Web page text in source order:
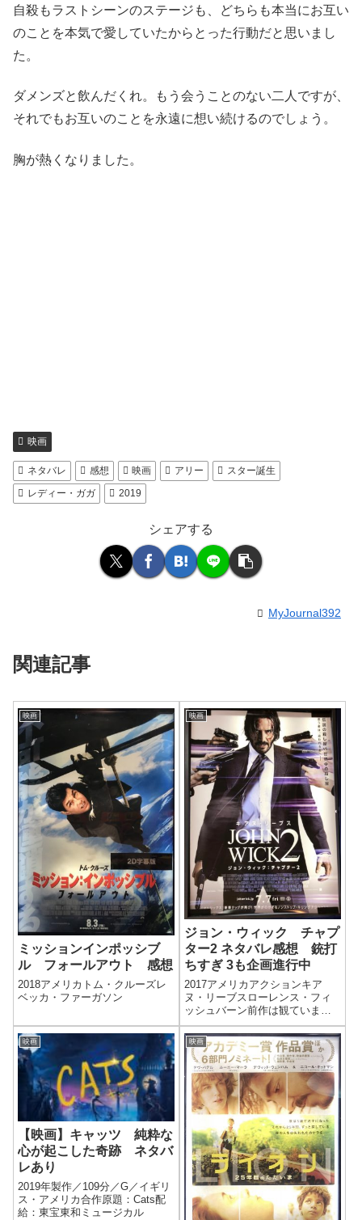
自殺もラストシーンのステージも、どちらも本当にお互い
のことを本気で愛していたからとった行動だと思いまし
た。
ダメンズと飲んだくれ。もう会うことのない二人ですが、
それでもお互いのことを永遠に想い続けるのでしょう。
胸が熱くなりました。
映画
ネタバレ 感想 映画 アリー
スター誕生
レディー・ガガ
2019
シェアする
MyJournal392
関連記事
映画
ミッションインポッシブ
ル フォールアウト 感想
2018アメリカトム・クルーズレ
ベッカ・ファーガソン
映画
ジョン・ウィック チャプ
ター2 ネタバレ感想 銃打
ちすぎ 3も企画進行中
2017アメリカアクションキア
ヌ・リーブスローレンス・フィ
ッシュバーン前作は観ていませ
ん。レビューを観ると、どうや
らカンフーとガンアクションを
組み合わせたスタイリッシュな
「ガンフー」と、テンポのいい
ストーリ展開が好評だったよう
ですね。観てお...
映画
【映画】キャッツ 純粋な
心が起こした奇跡 ネタバ
レあり
2019年製作／109分／G／イギリ
ス・アメリカ合作原題：Cats配
給：東宝東和ミュージカル
映画